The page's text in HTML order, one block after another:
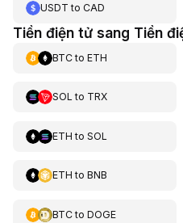
USDT to CAD
Tiền điện tử sang Tiền
BTCto ETH
SOL to TRX
ETH to SOL
ETH to BNB
BTCto DOGE